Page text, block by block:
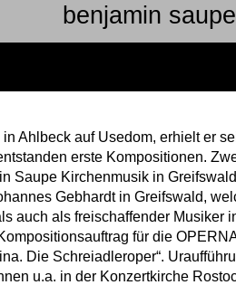
benjamin saupe
Ahlbeck auf Usedom, erhielt er
erste Kompositionen.
Saupe Kirchenmusik in
Gebhardt in Greifswald,
auch als freischaffender
für die
Die Schreiadleroper“.
u.a. in der Konzertkirche